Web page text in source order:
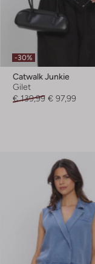
-30%
Catwalk Junkie
Gilet
€ 139,99 € 97,99